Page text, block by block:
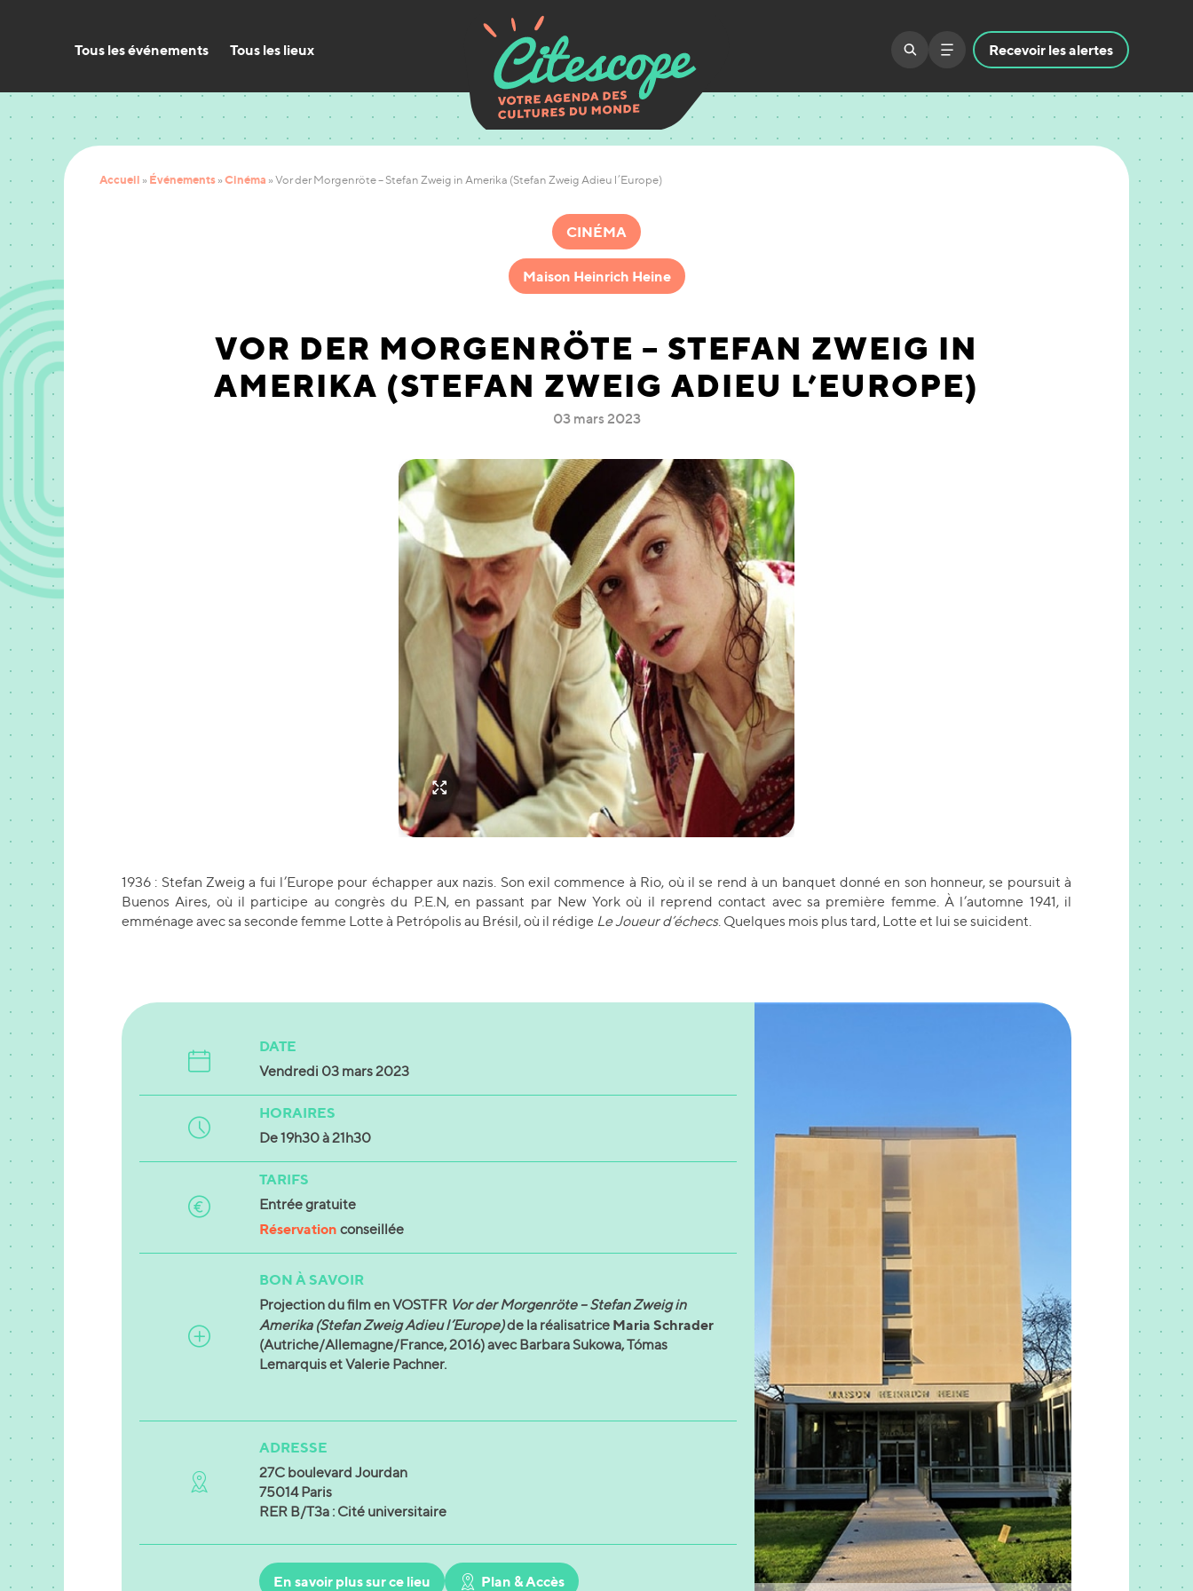
Tous les événements Tous les lieux Recevoir les alertes
Accueil » Événements » Cinéma » Vor der Morgenröte – Stefan Zweig in Amerika (Stefan Zweig Adieu l’Europe)
CINÉMA
Maison Heinrich Heine
VOR DER MORGENRÖTE – STEFAN ZWEIG IN
AMERIKA (STEFAN ZWEIG ADIEU L’EUROPE)
03 mars 2023
1936 : Stefan Zweig a fui l’Europe pour échapper aux nazis. Son exil commence à Rio, où il se rend à un banquet donné en son honneur, se poursuit à
Buenos Aires, où il participe au congrès du P.E.N, en passant par New York où il reprend contact avec sa première femme. À l’automne 1941, il
emménage avec sa seconde femme Lotte à Petrópolis au Brésil, où il rédige Le Joueur d’échecs. Quelques mois plus tard, Lotte et lui se suicident.
DATE
Vendredi 03 mars 2023
HORAIRES
De 19h30 à 21h30
TARIFS
Entrée gratuite
Réservation conseillée
BON À SAVOIR
Projection du film en VOSTFR Vor der Morgenröte – Stefan Zweig in
Amerika (Stefan Zweig Adieu l’Europe)de la réalisatrice Maria Schrader
(Autriche/Allemagne/France, 2016) avec Barbara Sukowa, Tómas
Lemarquis et Valerie Pachner.
ADRESSE
27C boulevard Jourdan
75014 Paris
RER B/T3a : Cité universitaire
En savoir plus sur ce lieu
Plan & Accès